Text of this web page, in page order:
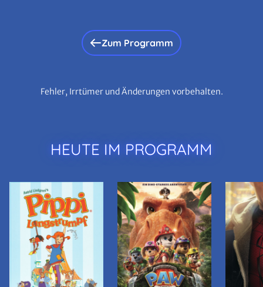
Zum Programm
Fehler, Irrtümer und Änderungen vorbehalten.
HEUTE IM PROGRAMM